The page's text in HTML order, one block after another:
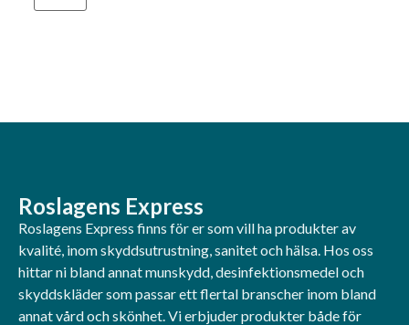
Roslagens Express
Roslagens Express finns för er som vill ha produkter av
kvalité, inom skyddsutrustning, sanitet och hälsa. Hos oss
hittar ni bland annat munskydd, desinfektionsmedel och
skyddskläder som passar ett flertal branscher inom bland
annat vård och skönhet. Vi erbjuder produkter både för